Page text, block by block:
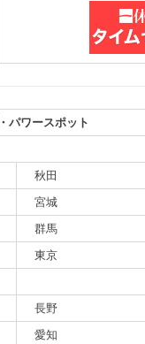
パワースポット
秋田
宮城
群馬
東京
長野
愛知